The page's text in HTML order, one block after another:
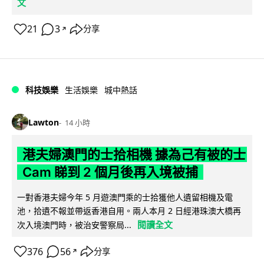
文
21 3 ↗ 分享
科技娛樂 生活娛樂 城中熱話
Lawton 14 小時
港夫婦澳門的士拾相機 據為己有被的士
Cam 睇到 2 個月後再入境被捕
一對香港夫婦今年 5 月遊澳門乘的士拾獲他人遺留相機及電
池，拾遺不報並帶返香港自用。兩人本月 2 日經港珠澳大橋再
次入境澳門時，被治安警察局...
閱讀全文
376 56 ↗ 分享